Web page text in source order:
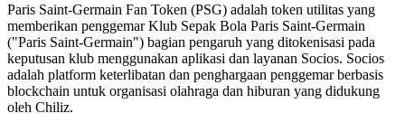
Paris Saint-Germain Fan Token (PSG) adalah token utilitas yang
memberikan penggemar Klub Sepak Bola Paris Saint-Germain
("Paris Saint-Germain") bagian pengaruh yang ditokenisasi pada
keputusan klub menggunakan aplikasi dan layanan Socios. Socios
adalah platform keterlibatan dan penghargaan penggemar berbasis
blockchain untuk organisasi olahraga dan hiburan yang didukung
oleh Chiliz.